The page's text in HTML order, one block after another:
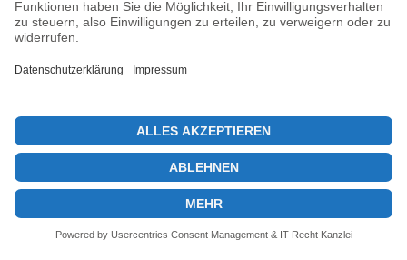
Krypto-Treasury-Management: DeFi’s neuer Ansatz für Solana
Next post
© 2026 KryptoInsights.de
ImpressumDatenschutz